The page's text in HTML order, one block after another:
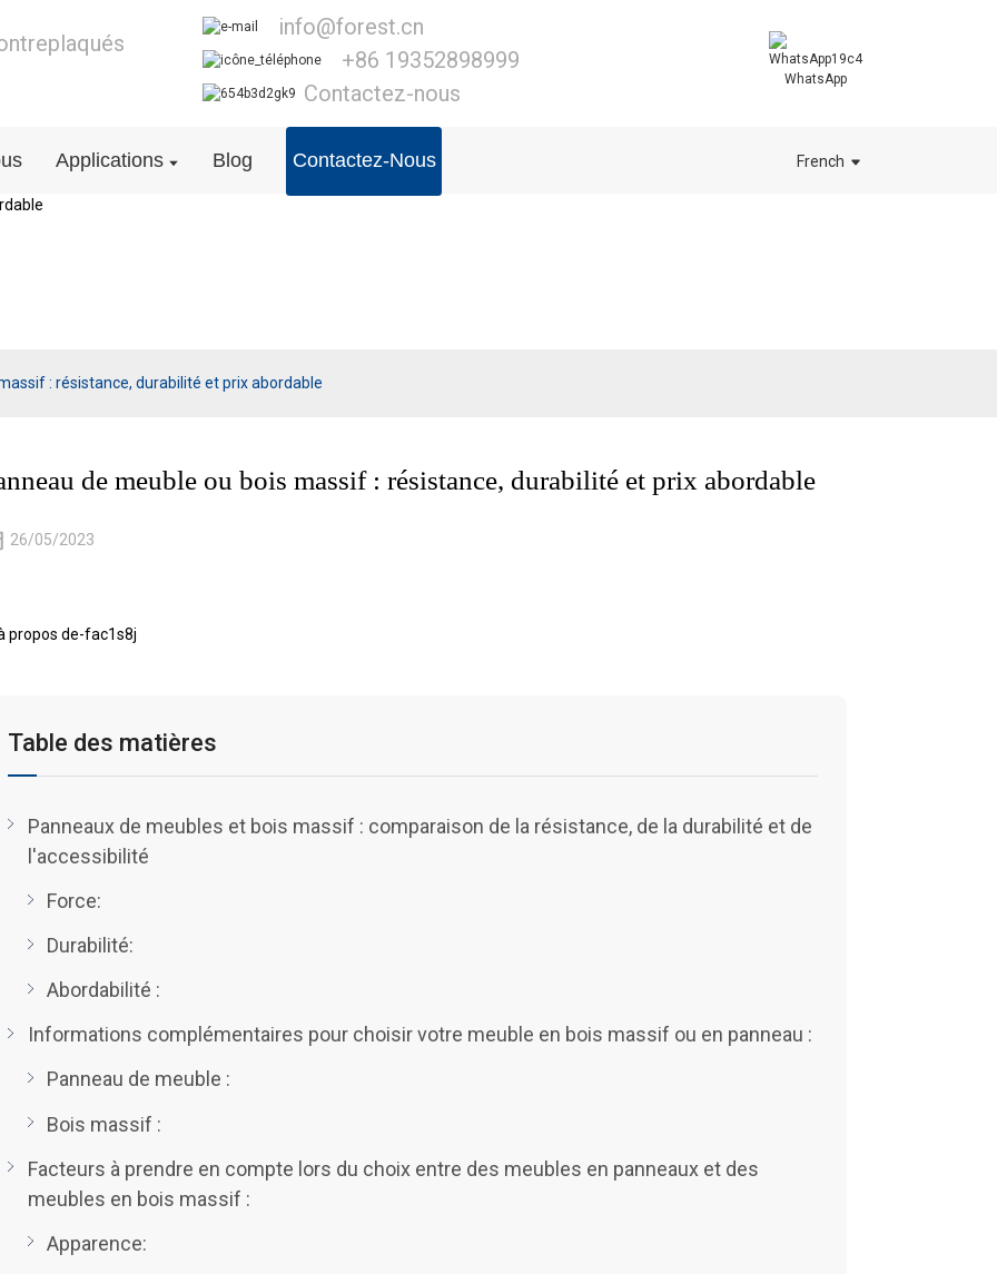
info@forest.cn
+86 19352898999
Contactez-nous
WhatsApp
Applications Blog Contactez-Nous French
: résistance, durabilité et prix abordable
de meuble ou bois massif : résistance, durabilité et prix abordable
26/05/2023
Table des matières
Panneaux de meubles et bois massif : comparaison de la résistance, de la durabilité et de
l'accessibilité
Force:
Durabilité:
Abordabilité :
Informations complémentaires pour choisir votre meuble en bois massif ou en panneau :
Panneau de meuble :
Bois massif :
Facteurs à prendre en compte lors du choix entre des meubles en panneaux et des
meubles en bois massif :
Apparence: